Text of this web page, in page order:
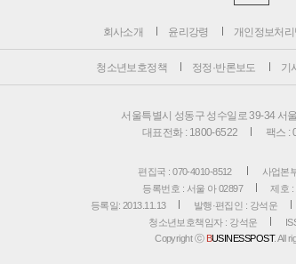
회사소개 윤리강령 개인정보처
청소년보호정책 정정·반론보도 기
서울특별시 성동구 성수일로 39-34 서
대표전화 : 1800-6522
팩스 :
편집국 : 070-4010-8512
사업본
등록번호 : 서울 아 02897
제호 :
등록일: 2013.11.13
발행·편집인 : 강석운
청소년보호책임자 : 강석운
Copyright ⓒ BUSINESSPOST. All